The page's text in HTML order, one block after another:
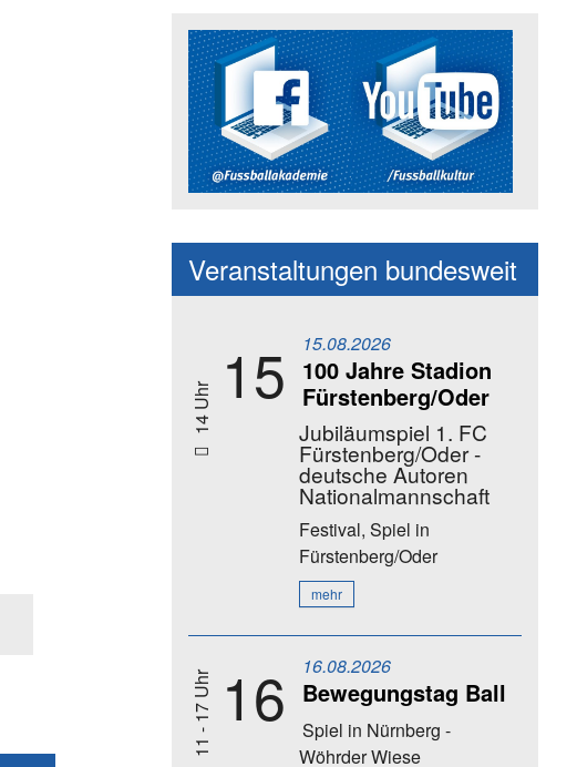
Social Media Kanäle der
Veranstaltungen bundesweit
14 Uhr 15 15.08.2026
100 Jahre Stadion
Fürstenberg/Oder
Jubiläumspiel 1. FC
Fürstenberg/Oder -
deutsche Autoren
Nationalmannschaft
Festival, Spiel in
Fürstenberg/Oder
mehr
11 - 17 Uhr 16 16.08.2026
Bewegungstag Ball
Spiel in Nürnberg -
Wöhrder Wiese